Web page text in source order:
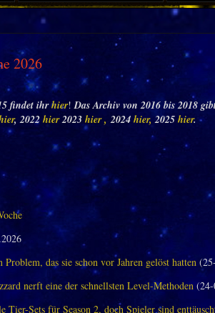
2026
findet ihr hier!Das Archiv von 2016 bis 2018
, 2022 hier2023 hier , 2024 hier, 2025 hier.
das sie schon vor Jahren gelöst hatten
nerft eine der schnellsten Level-Methoden(24-
Tier-Sets für Season 2, doch Spieler sind